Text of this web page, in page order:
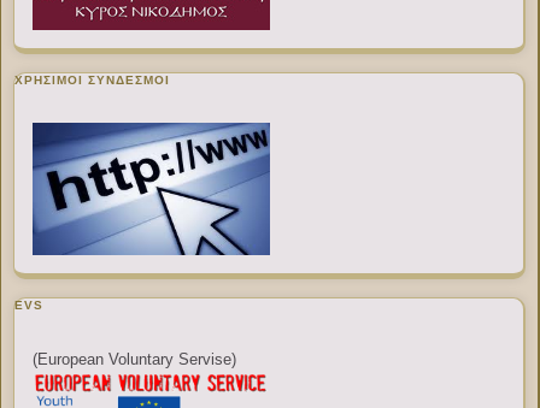
ΧΡΉΣΙΜΟΙ ΣΎΝΔΕΣΜΟΙ
EVS
(European Voluntary Servise)